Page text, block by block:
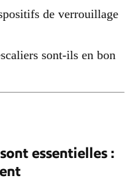
de verrouillage
sont-ils en bon
essentielles :